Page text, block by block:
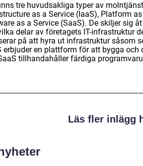
tre huvudsakliga typer av
as a Service (IaaS), Platform
as a Service (SaaS). De skiljer sig
delar av företagets IT-infrastruktur
på att hyra ut infrastruktur såsom
erbjuder en plattform för att bygga och
tillhandahåller färdiga
Läs fler inlägg